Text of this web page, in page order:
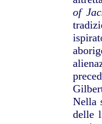
of
Nella
delle